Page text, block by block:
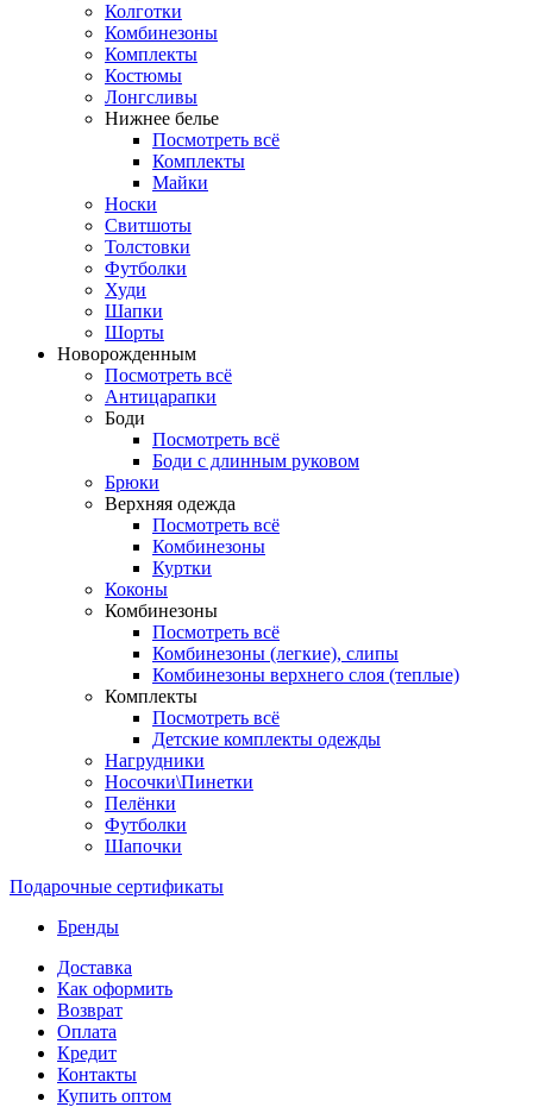
Колготки
Комбинезоны
Комплекты
Костюмы
Лонгсливы
Нижнее белье
Посмотреть всё
Комплекты
Майки
Носки
Свитшоты
Толстовки
Футболки
Худи
Шапки
Шорты
Новорожденным
Посмотреть всё
Антицарапки
Боди
Посмотреть всё
Боди с длинным руковом
Брюки
Верхняя одежда
Посмотреть всё
Комбинезоны
Куртки
Коконы
Комбинезоны
Посмотреть всё
Комбинезоны (легкие), слипы
Комбинезоны верхнего слоя (теплые)
Комплекты
Посмотреть всё
Детские комплекты одежды
Нагрудники
Носочки\Пинетки
Пелёнки
Футболки
Шапочки
Подарочные сертификаты
Бренды
Доставка
Как оформить
Возврат
Оплата
Кредит
Контакты
Купить оптом